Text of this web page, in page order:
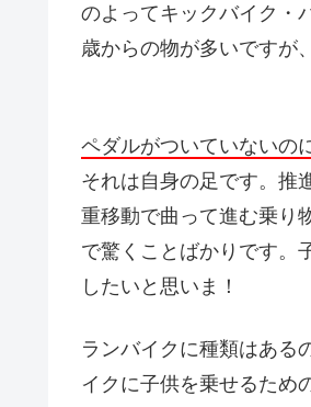
のよってキックバイク・
歳からの物が多いですが
ペダルがついていないの
それは自身の足です。推
重移動で曲って進む乗り
で驚くことばかりです。
したいと思いま！
ランバイクに種類はある
イクに子供を乗せるため